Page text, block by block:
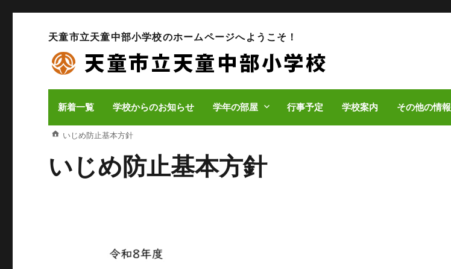
天童市立天童中部小学校のホームページへようこそ！
新着一覧 学校からのお知らせ 学年の部屋 行事予定 学校案内 その他の情報
いじめ防止基本方針
いじめ防止基本方針